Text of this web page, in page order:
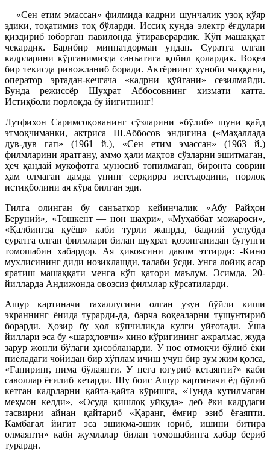
«Сен етим эмассан» филмида кадрни шунчалик узоқ қўяр
эдики, тоқатимиз тоқ бўларди. Иссиқ кунда электр ёғдулари
қиздириб юборган павилонда ўтираверардик. Кўп машаққат
чекардик. Барибир миннатдорман ундан. Суратга олган
кадрларини кўрганимизда санъатига қойил қолардик. Воқеа
бир текисда ривожланиб боради. Актёрнинг хуноби чиққани,
оператор эртадан-кечгача «кадрни қўйгани» сезилмайди.
Бунда режиссёр Шуҳрат Аббосовнинг хизмати катта.
Истиқболи порлоқда бу йигитнинг!
Лутфихон Саримсоқованинг сўзларини «бўлиб» шуни қайд
этмоқчиманки, актриса Ш.Аббосов эндигина («Маҳаллада
дув-дув гап» (1961 й.), «Сен етим эмассан» (1963 й.)
филмларини яратгану, аммо ҳали мақтов сўзларни эшитмаган,
ҳеч қандай мукофотга муносиб топилмаган, биронта соврин
ҳам олмаган дамда унинг серқирра истеъдодини, порлоқ
истиқболини ая кўра билган эди.
Тилга олинган бу санъаткор кейинчалик «Абу Райҳон
Беруний», «Тошкент — нон шаҳри», «Муҳаббат можароси»,
«Қалбингда қуёш» каби турли жанрда, бадиий услубда
суратга олган филмлари билан шуҳрат қозонганидан бугунги
томошабин хабардор. Ая ҳикоясини давом эттирди: -Кино
мухлисининг диди нозиклашди, талаби ўсди. Унга лойиқ асар
яратиш машаққати менга кўп қатори маълум. Эсимда, 20-
йилларда Андижонда овозсиз филмлар кўрсатиларди.
Ашур картиначи тахаллусини олган узун бўйли киши
экраннинг ёнида турарди-да, барча воқеаларни тушунтириб
борарди. Ҳозир бу ҳол кўпчиликда кулги уйғотади. Ўша
йиллари эса бу «шарҳловчи» кино кўригининг ажралмас, жуда
зарур жонли бўлаги ҳисобланарди. У нос отмоқчи бўлиб ёки
пиёладаги чойидан бир хўплам ичиш учун бир зум жим қолса,
«Гапиринг, нима бўлаяпти. У нега югуриб кетаяпти?» каби
саволлар ёғилиб кетарди. Шу боис Ашур картиначи ёд бўлиб
кетган кадрларни қайта-қайта кўришга, «Тунда кутилмаган
меҳмон келди», «Осуда қишлоқ уйқуда» деб ёки кадрдаги
тасвирни айнан қайтариб «Қаранг, ёмғир эзиб ёғаяпти.
Камбағал йигит эса эшикма-эшик юриб, ишини битира
олмаяпти» каби жумлалар билан томошабинга хабар бериб
турарди.